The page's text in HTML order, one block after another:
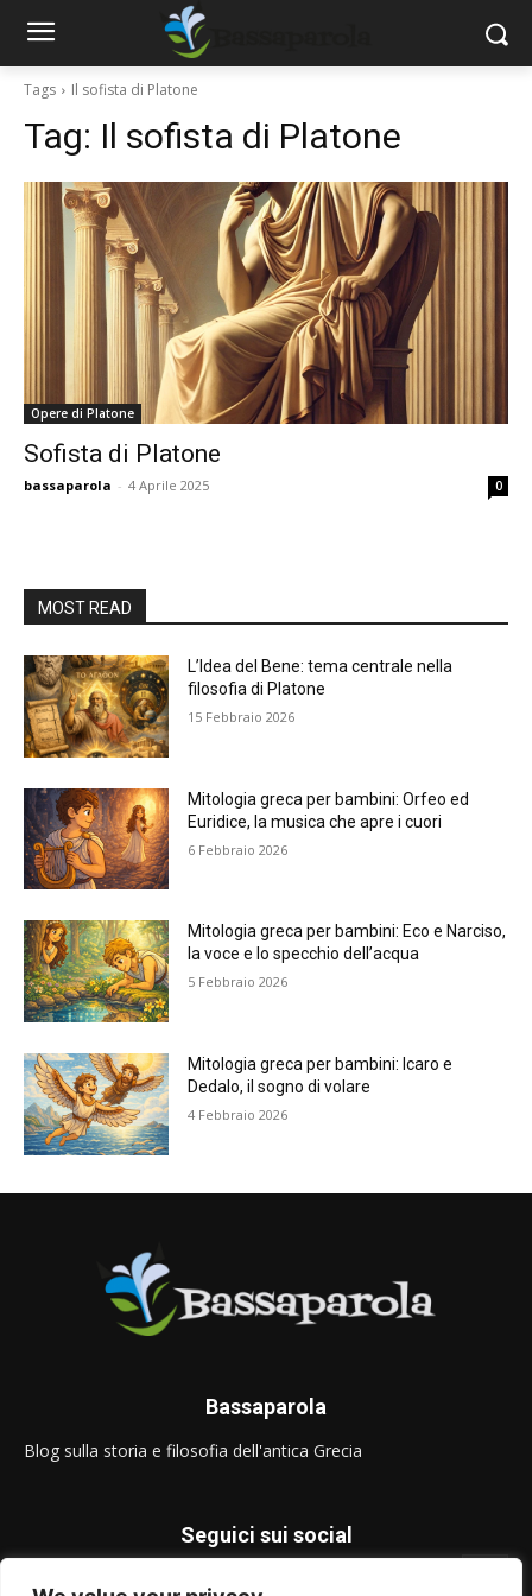
Tags Il sofista di Platone
Tag: Il sofista di Platone
Opere di Platone
Sofista di Platone
bassaparola - 4 Aprile 2025 0
MOST READ
L’Idea del Bene: tema centrale nella
filosofia di Platone
15 Febbraio 2026
Mitologia greca per bambini: Orfeo ed
Euridice, la musica che apre i cuori
6 Febbraio 2026
Mitologia greca per bambini: Eco e Narciso,
la voce e lo specchio dell’acqua
5 Febbraio 2026
Mitologia greca per bambini: Icaro e
Dedalo, il sogno di volare
4 Febbraio 2026
Bassaparola
Blog sulla storia e filosofia dell'antica Grecia
Seguici sui social